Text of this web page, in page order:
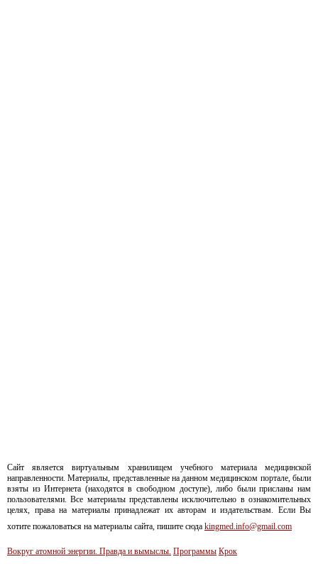
Сайт является виртуальным хранилищем учебного материала медицинской
направленности. Материалы, представленные на данном медицинском портале, были
взяты из Интернета (находятся в свободном доступе), либо были присланы нам
пользователями. Все материалы представлены исключительно в ознакомительных
целях, права на материалы принадлежат их авторам и издательствам. Если Вы
хотите пожаловаться на материалы сайта, пишите сюда kingmed.info@gmail.com
Вокруг атомной энергии. Правда и вымыслы. Программы Крок